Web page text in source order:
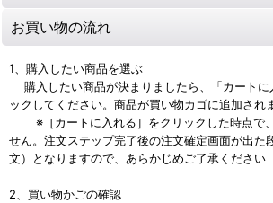
お買い物の流れ
1、購入したい商品を選ぶ
購入したい商品が決まりましたら、「カートに
ックしてください。商品が買い物カゴに追加され
※［カートに入れる］をクリックした時点で
せん。注文ステップ完了後の注文確定画面が出た
文）となりますので、あらかじめご了承ください
2、買い物かごの確認